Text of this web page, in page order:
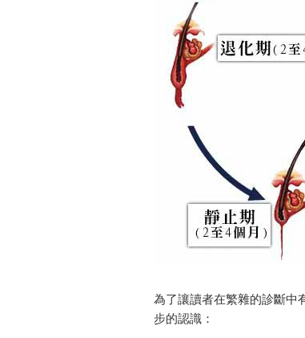
為了讓讀者在繁雜的診斷中
步的認識：